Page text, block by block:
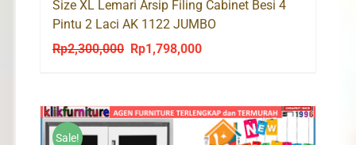
Size XL Lemari Arsip Filing Cabinet Besi 4
Pintu 2 Laci AK 1122 JUMBO
Rp2,300,000
Original
Rp2,300,000.
Rp1,798,000Current
Rp1,798,000.
Sale!